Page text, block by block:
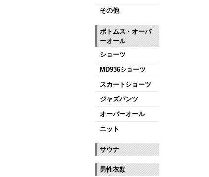
その他
ボトムス・オーバ
ーオール
ショーツ
MD936ショーツ
スカートショーツ
ジャズパンツ
オーバーオール
ニット
サウナ
男性衣類